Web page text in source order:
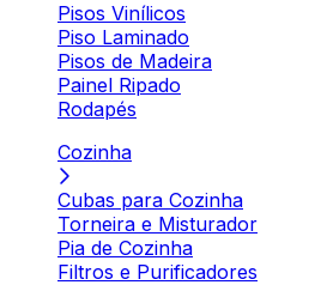
Pisos Vinílicos
Piso Laminado
Pisos de Madeira
Painel Ripado
Rodapés
Cozinha
Cubas para Cozinha
Torneira e Misturador
Pia de Cozinha
Filtros e Purificadores